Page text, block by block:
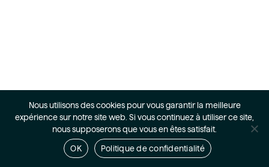
Nous utilisons des cookies pour vous garantir la meilleure
expérience sur notre site web. Si vous continuez à utiliser ce site,
nous supposerons que vous en êtes satisfait.
OK Politique de confidentialité